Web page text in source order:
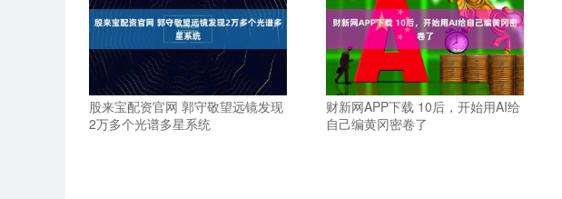
股来宝配资官网 郭守敬望远镜发现
2万多个光谱多星系统
财新网APP下载 10后，开始用AI给
自己编黄冈密卷了